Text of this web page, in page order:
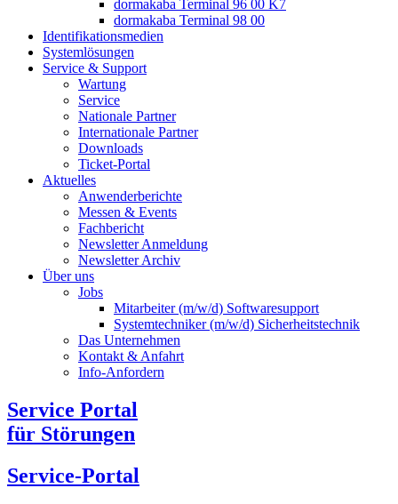
dormakaba Terminal 96 00 K7
dormakaba Terminal 98 00
Identifikations­medien
Systemlösungen
Service & Support
Wartung
Service
Nationale Partner
Internationale Partner
Downloads
Ticket-Portal
Aktuelles
Anwenderberichte
Messen & Events
Fachbericht
Newsletter Anmeldung
Newsletter Archiv​
Über uns
Jobs
Mitarbeiter (m/w/d) Softwaresupport
Systemtechniker (m/w/d) Sicherheitstechnik
Das Unternehmen
Kontakt & Anfahrt
Info-Anfordern
Service Portal
für Störungen
Service-Portal